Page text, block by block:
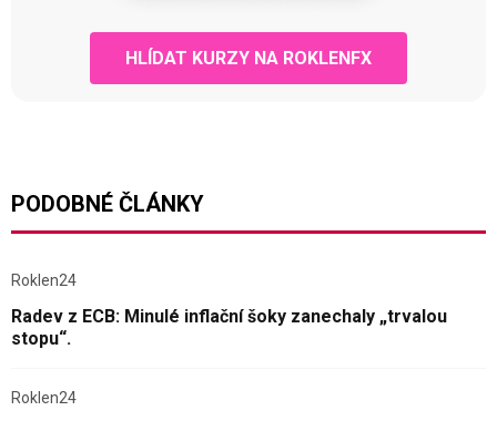
HLÍDAT KURZY NA ROKLENFX
PODOBNÉ ČLÁNKY
Roklen24
Radev z ECB: Minulé inflační šoky zanechaly „trvalou
stopu“.
Roklen24